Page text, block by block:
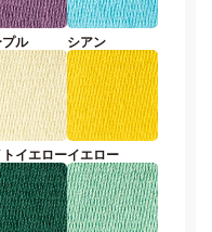
ル シアン
トイエローイエロー